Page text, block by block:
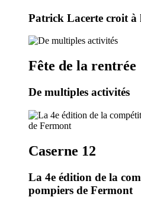
Patrick Lacerte croit à
Fête de la rentrée
De multiples activités
Caserne 12
La 4e édition de la
pompiers de Fermont